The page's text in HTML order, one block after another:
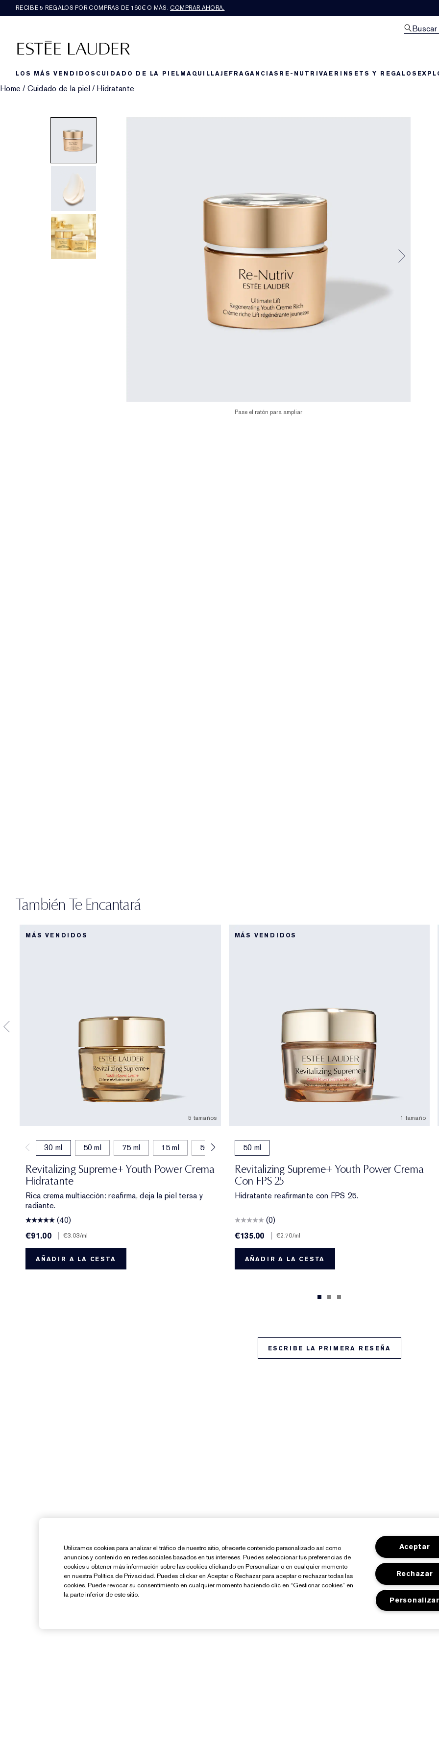
RECIBE 5 REGALOS POR COMPRAS DE 160€ O MÁS. COMPRAR AHORA.
Buscar
LOS MÁS VENDIDOS CUIDADO DE LA PIELMAQUILLAJEFRAGANCIAS RE-NUTRIVAERINSETS Y REGALOS
Home / Cuidado de la piel/ Hidratante
Pase el ratón para ampliar
También Te Encantará
MÁS VENDIDOS
5 tamaños
30 ml 50 ml 75 ml 15 ml 50 ml (rellenar)
Revitalizing Supreme+ Youth Power Crema
Hidratante
Rica crema multiacción: reafirma, deja la piel tersa y
radiante.
(40)
€91.00
| €3.03/ml
AÑADIR A LA CESTA
MÁS VENDIDOS
1 tamaño
50 ml
Revitalizing Supreme+ Youth Power Crema
Con FPS 25
Hidratante reafirmante con FPS 25.
(0)
€135.00
| €2.70/ml
AÑADIR A LA CESTA
ESCRIBE LA PRIMERA RESEÑA
Utilizamos cookies para analizar el tráfico de nuestro sitio, ofrecerte contenido personalizado así como
anuncios y contenido en redes sociales basados en tus intereses. Puedes seleccionar tus preferencias de
cookies u obtener más información sobre las cookies clickando en Personalizar o en cualquier momento
en nuestra Política de Privacidad. Puedes clickar en Aceptar o Rechazar para aceptar o rechazar todas las
cookies. Puede revocar su consentimiento en cualquier momento haciendo clic en “Gestionar cookies” en
la parte inferior de este sitio.
Aceptar
Rechazar
Personalizar